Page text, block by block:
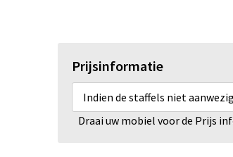
Prijsinformatie
Indien de staffels niet
Draai uw mobiel voor de Prijs